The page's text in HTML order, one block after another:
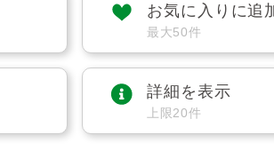
お気に入りに追
最大50件
詳細を表示
上限20件